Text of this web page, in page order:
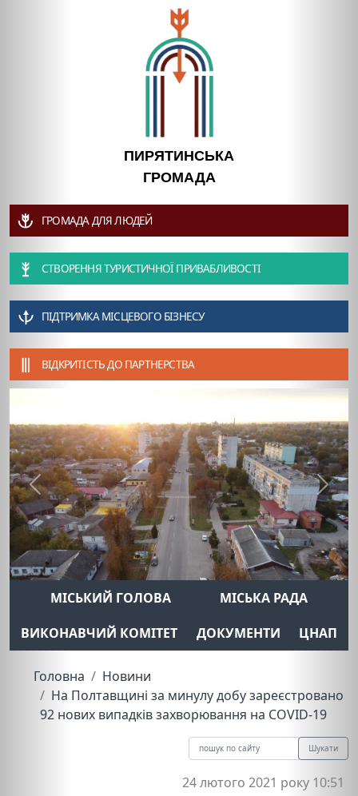
ПИРЯТИНСЬКА
ГРОМАДА
ГРОМАДА ДЛЯ ЛЮДЕЙ
СТВОРЕННЯ ТУРИСТИЧНОЇ ПРИВАБЛИВОСТІ
ПІДТРИМКА МІСЦЕВОГО БІЗНЕСУ
ВІДКРИТІСТЬ ДО ПАРТНЕРСТВА
Previous Next
МІСЬКИЙ ГОЛОВА
МІСЬКА РАДА
ВИКОНАВЧИЙ КОМІТЕТ
ДОКУМЕНТИ ЦНАП
Головна
Новини
На Полтавщині за минулу добу зареєстровано
92 нових випадків захворювання на COVID-19
Шукати
24 лютого 2021 року 10:51